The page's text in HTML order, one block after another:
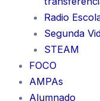
Radio
Segunda
STEAM
FOCO
AMPAs
Alumnado